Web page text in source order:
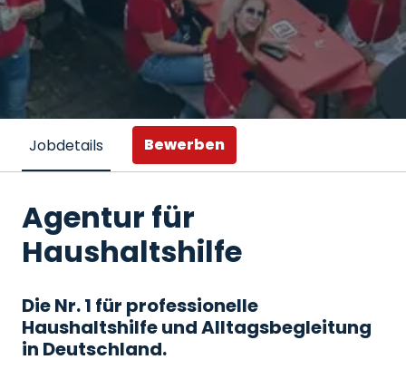
Jobdetails Bewerben
Agentur für
Haushaltshilfe
Die Nr. 1 für professionelle
Haushaltshilfe und Alltagsbegleitung
in Deutschland.